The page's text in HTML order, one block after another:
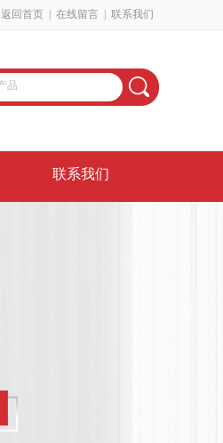
返回首页 在线留言 联系我们
联系我们